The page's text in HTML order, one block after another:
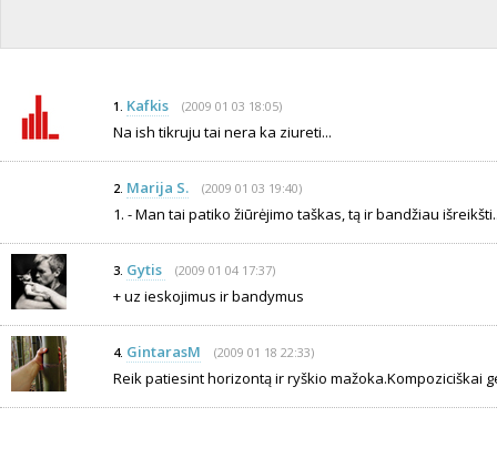
1. Kafkis (2009 01 03 18:05)
Na ish tikruju tai nera ka ziureti...
2. Marija S. (2009 01 03 19:40)
1. - Man tai patiko žiūrėjimo taškas, tą ir bandžiau
3. Gytis (2009 01 04 17:37)
+ uz ieskojimus ir bandymus
4. GintarasM (2009 01 18 22:33)
Reik patiesint horizontą ir ryškio mažoka.Kompoziciškai